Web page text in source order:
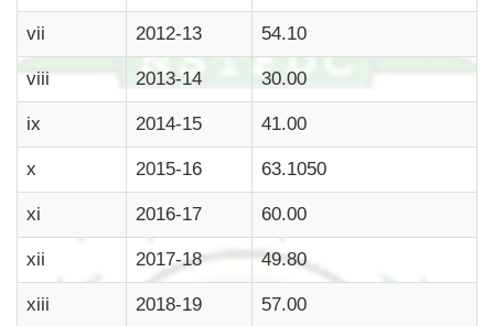
vii 2012-13 54.10
viii 2013-14 30.00
ix 2014-15 41.00
x 2015-16 63.1050
xi 2016-17 60.00
xii 2017-18 49.80
xiii 2018-19 57.00